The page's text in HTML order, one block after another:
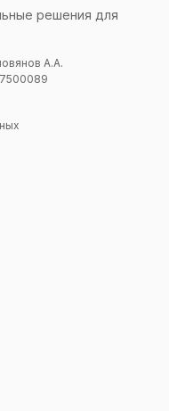
решения для
А.А.